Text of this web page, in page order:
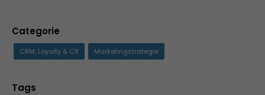
Categorie
CRM, Loyalty & CX Marketingstrategie
Tags